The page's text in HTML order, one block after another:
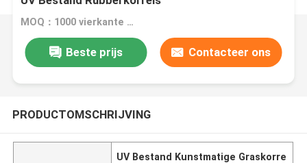
MOQ：1000 vierkante meter
Beste prijs Contacteer ons
PRODUCTOMSCHRIJVING
UV Bestand Kunstmatige Graskorre